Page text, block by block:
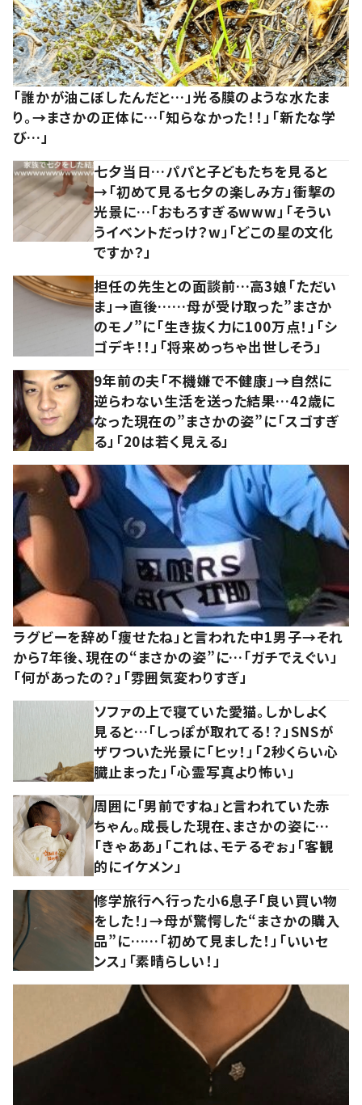
「誰かが油こぼしたんだと…」光る膜のような水たま
り。→まさかの正体に…「知らなかった！！」「新たな学
び…」
七夕当日…パパと子どもたちを見ると
→「初めて見る七夕の楽しみ方」衝撃の
光景に…「おもろすぎるwww」「そうい
うイベントだっけ？w」「どこの星の文化
ですか？」
担任の先生との面談前…高3娘「ただい
ま」→直後……母が受け取った”まさか
のモノ”に「生き抜く力に100万点！」「シ
ゴデキ！！」「将来めっちゃ出世しそう」
9年前の夫「不機嫌で不健康」→自然に
逆らわない生活を送った結果…42歳に
なった現在の”まさかの姿”に「スゴすぎ
る」「20は若く見える」
ラグビーを辞め「痩せたね」と言われた中1男子→それ
から7年後、現在の“まさかの姿”に…「ガチでえぐい」
「何があったの？」「雰囲気変わりすぎ」
ソファの上で寝ていた愛猫。しかしよく
見ると…「しっぽが取れてる！？」SNSが
ザワついた光景に「ヒッ！」「2秒くらい心
臓止まった」「心霊写真より怖い」
周囲に「男前ですね」と言われていた赤
ちゃん。成長した現在、まさかの姿に…
「きゃああ」「これは、モテるぞぉ」「客観
的にイケメン」
修学旅行へ行った小6息子「良い買い物
をした！」→母が驚愕した“まさかの購入
品”に……「初めて見ました！」「いいセ
ンス」「素晴らしい！」